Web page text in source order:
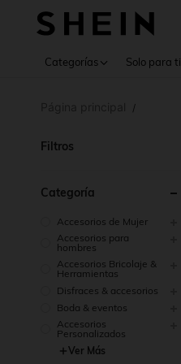
Categorías Solo para ti
/
Filtros
Categoría
Accesorios de Mujer
Accesorios para
hombres
Accesorios Bricolaje &
Herramientas
Disfraces & accesorios
Boda & eventos
Accesorios
Personalizados
Ver Más